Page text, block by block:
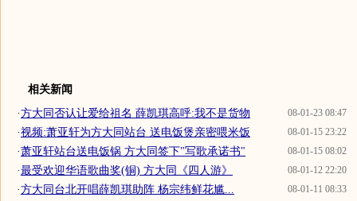
相关新闻
08-01-23 08:47
·方大同否认让爱给祖名 薛凯琪高呼:我不是货物
08-01-15 23:22
·视频:萧亚轩为方大同站台 送电饭煲亲密喂米饭
08-01-15 08:02
·萧亚轩站台送电饭锅 方大同签下"写歌承诺书"
08-01-12 22:20
·最受欢迎华语歌曲奖(铜) 方大同《四人游》
08-01-11 08:33
·方大同台北开唱薛凯琪助阵 杨宗纬鲜花尴...